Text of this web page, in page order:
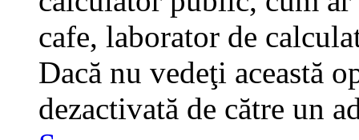
cafe, laborator de
Dacă nu vedeţi această
dezactivată de către un